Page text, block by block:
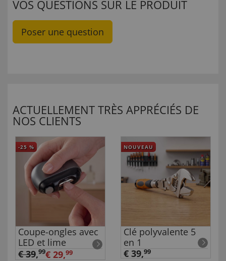
VOS QUESTIONS SUR LE PRODUIT
Poser une question
ACTUELLEMENT TRÈS APPRÉCIÉS DE
NOS CLIENTS
-25 %
Coupe-ongles avec
LED et lime
€ 39,99€ 29,99
NOUVEAU
Clé polyvalente 5
en 1
€ 39,99